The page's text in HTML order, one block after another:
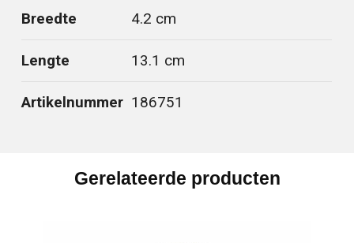
Breedte 4.2 cm
Lengte 13.1 cm
Artikelnummer 186751
Gerelateerde producten